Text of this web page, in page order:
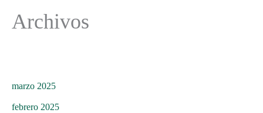
Archivos
marzo 2025
febrero 2025